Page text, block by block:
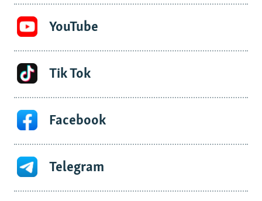
YouTube
Tik Tok
Facebook
Telegram